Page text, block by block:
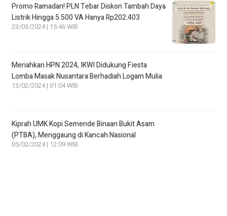
Promo Ramadan! PLN Tebar Diskon Tambah Daya
Listrik Hingga 5.500 VA Hanya Rp202.403
23/03/2024 | 15:46 WIB
Meriahkan HPN 2024, IKWI Didukung Fiesta
Lomba Masak Nusantara Berhadiah Logam Mulia
13/02/2024 | 01:04 WIB
Kiprah UMK Kopi Semende Binaan Bukit Asam
(PTBA), Menggaung di Kancah Nasional
05/02/2024 | 12:09 WIB